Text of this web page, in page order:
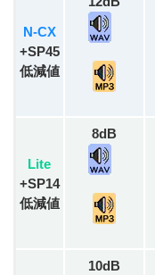
N-CX
+SP45
低減値
Lite
+SP14
低減値
8dB
10dB